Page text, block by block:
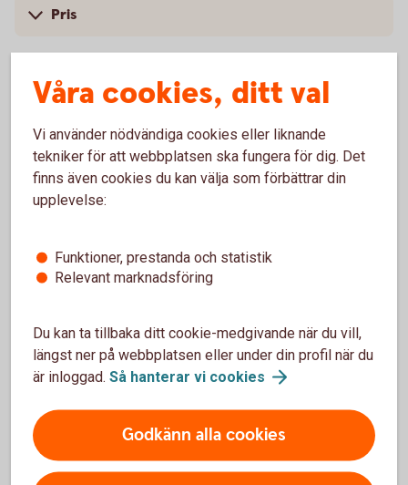
Pris
Fler tjänster
Vi erbjuder även skräddarsydda lösningar och ännu
fler tjänster beroende på vad du och ditt företag
ditt företag.
Ta betalt av dina kunder
Med Swedbank Pays plattform för butik och e-
handel får du allt du behöver för att på ett smidigt
Våra cookies, ditt val
Vi använder nödvändiga cookies eller liknande
tekniker för att webbplatsen ska fungera för dig. Det
finns även cookies du kan välja som förbättrar din
upplevelse:
Funktioner, prestanda och statistik
Relevant marknadsföring
Du kan ta tillbaka ditt cookie-medgivande när du vill,
längst ner på webbplatsen eller under din profil när du
är inloggad. Så hanterar vi cookies
Godkänn alla cookies